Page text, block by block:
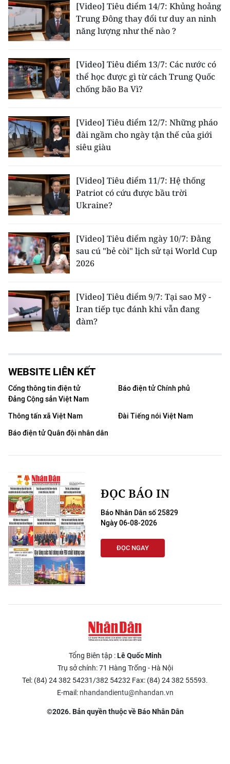
[Video] Tiêu điểm 14/7: Khủng hoảng
Trung Đông thay đổi tư duy an ninh
năng lượng như thế nào ?
[Video] Tiêu điểm 13/7: Các nước có
thể học được gì từ cách Trung Quốc
chống bão Ba Vì?
[Video] Tiêu điểm 12/7: Những pháo
đài ngầm cho ngày tận thế của giới
siêu giàu
[Video] Tiêu điểm 11/7: Hệ thống
Patriot có cứu được bầu trời
Ukraine?
[Video] Tiêu điểm ngày 10/7: Đằng
sau cú "bẻ còi" lịch sử tại World Cup
2026
[Video] Tiêu điểm 9/7: Tại sao Mỹ -
Iran tiếp tục đánh khi vẫn đang
đàm?
WEBSITE LIÊN KẾT
Cổng thông tin điện tử
Đảng Cộng sản Việt Nam
Báo điện tử Chính phủ
Thông tấn xã Việt Nam
Đài Tiếng nói Việt Nam
Báo điện tử Quân đội nhân dân
ĐỌC BÁO IN
Báo Nhân Dân số 25829
Ngày 06-08-2026
ĐỌC NGAY
Tổng Biên tập :Lê Quốc Minh
Trụ sở chính: 71 Hàng Trống - Hà Nội
Tel: (84) 24 382 54231/382 54232 Fax: (84) 24 382 55593.
E-mail: nhandandientu@nhandan.vn
©2026. Bản quyền thuộc về Báo Nhân Dân